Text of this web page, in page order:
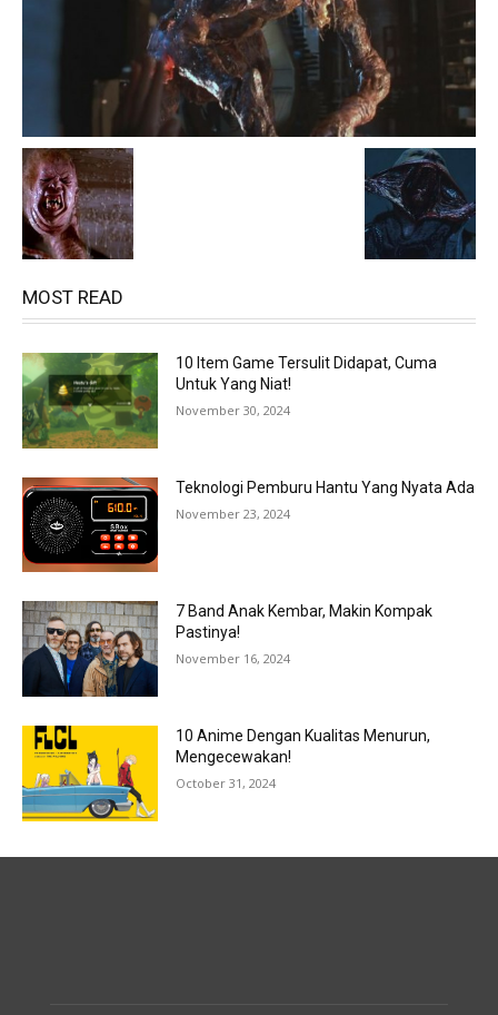
MOST READ
10 Item Game Tersulit Didapat, Cuma
Untuk Yang Niat!
November 30, 2024
Teknologi Pemburu Hantu Yang Nyata Ada
November 23, 2024
7 Band Anak Kembar, Makin Kompak
Pastinya!
November 16, 2024
10 Anime Dengan Kualitas Menurun,
Mengecewakan!
October 31, 2024